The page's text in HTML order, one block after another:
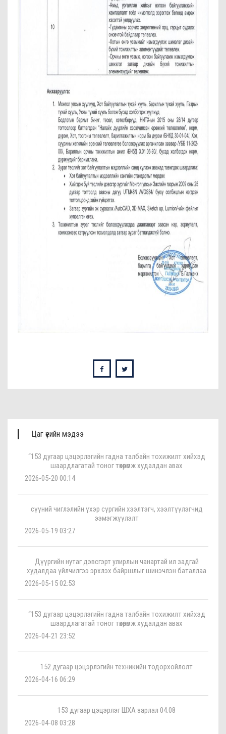
Цаг үеийн мэдээ
“153 дугаар цэцэрлэгийн гадна талбайн тохижилт хийхэд
шаардлагатай тоног төхөөрөмж худалдан авах
2026-05-20 00:14
сүүний чиглэлийн үхэр сүргийн хээлтэгч, хээлтүүлэгчид
ээмэгжүүлэлт
2026-05-19 03:27
Дүүргийн нутаг дэвсгэрт улирлын чанартай ил задгай
худалдаа үйлчилгээ эрхлэх байршлыг шинэчлэн баталлаа
2026-05-15 02:53
“153 дугаар цэцэрлэгийн гадна талбайн тохижилт хийхэд
шаардлагатай тоног төхөөрөмж худалдан авах
2026-04-21 23:52
152 дугаар цэцэрлэгийн техникийн тодорхойлолт
2026-04-16 06:29
153 дугаар цэцэрлэг ШХА зарлал 04.08
2026-04-08 03:28